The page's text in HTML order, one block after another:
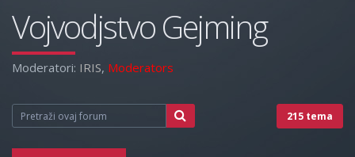
Vojvodjstvo Gejming
Moderatori: IRIS, Moderators
215 tema